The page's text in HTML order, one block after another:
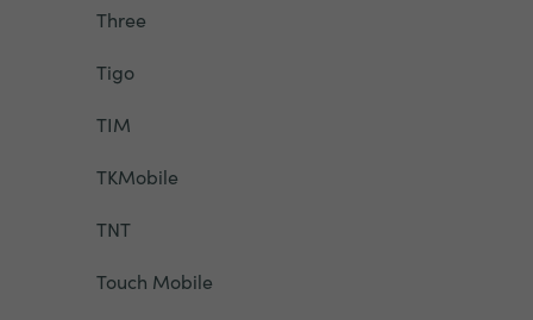
Three
Tigo
TIM
TKMobile
TNT
Touch Mobile